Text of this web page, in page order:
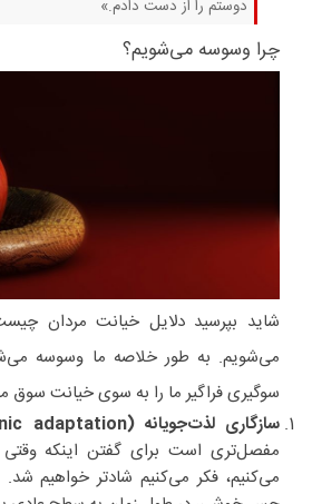
دوستم را از دست دادم.»
چرا وسوسه می‌شویم؟
شاید بپرسید دلایل خیانت مردان
می‌شویم. به طور خلاصه ما وسوسه
سوگیری فراگیر ما را به سوی خیانت سوق
سازگاری لذت‌جویانه (Hedonic adaptation):
مفصل‌تری است برای گفتن اینکه وقتی
می‌کنیم، فکر می‌کنیم شادتر خواهیم